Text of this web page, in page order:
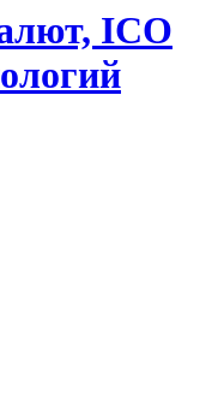
ICO